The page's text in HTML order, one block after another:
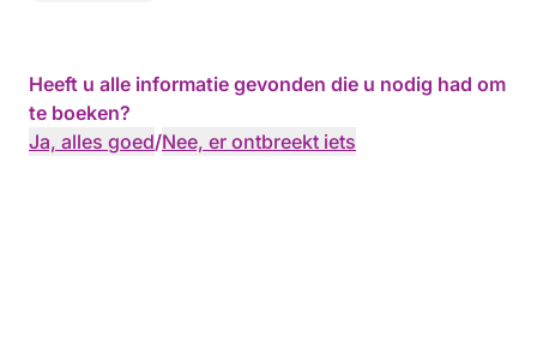
Heeft u alle informatie gevonden die u nodig had om
te boeken?
Ja, alles goed/Nee, er ontbreekt iets